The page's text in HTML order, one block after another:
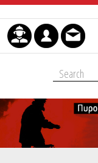
Skip to Content